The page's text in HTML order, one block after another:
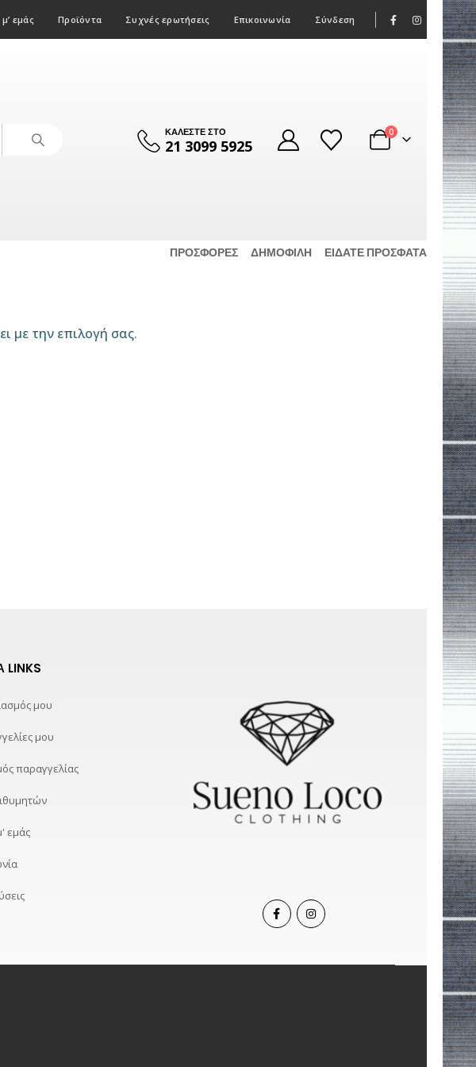
εμάς Προϊόντα Συχνές ερωτήσεις Επικοινωνία Σύνδεση |
ΚΑΛΕΣΤΕ ΣΤΟ
21 3099 5925
0
ΠΡΟΣΦΟΡΈΣ ΔΗΜΟΦΙΛΉ ΕΊΔΑΤΕ ΠΡΌΣΦΑΤΑ
με την επιλογή σας.
LINKS
μου
μου
παραγγελίας
εμάς